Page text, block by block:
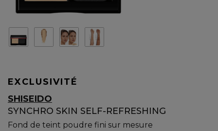
EXCLUSIVITÉ
SHISEIDO
SYNCHRO SKIN SELF-REFRESHING
Fond de teint poudre fini sur mesure